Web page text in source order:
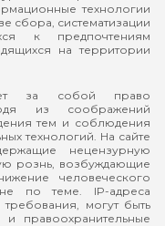
технологии
сбора, систематизации
к предпочтениям
на территории
за собой право
из соображений
тем и соблюдения
технологий. На сайте
нецензурную
рознь, возбуждающие
человеческого
по теме. IP-адреса
могут быть
правоохранительные